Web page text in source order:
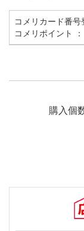
コメリカード番
コメリポイント ：
購入個